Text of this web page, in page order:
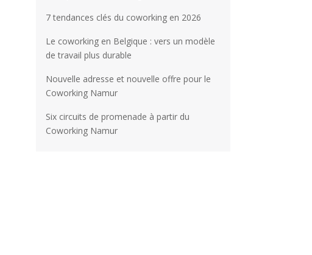
7 tendances clés du coworking en 2026
Le coworking en Belgique : vers un modèle
de travail plus durable
Nouvelle adresse et nouvelle offre pour le
Coworking Namur
Six circuits de promenade à partir du
Coworking Namur